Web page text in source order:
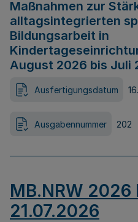
Maßnahmen zur
alltagsintegrierten
Bildungsarbeit in
August 2026 bis Juli
Ausfertigungsdatum
Ausgabennummer 202
MB.NRW 2026
21.07.2026